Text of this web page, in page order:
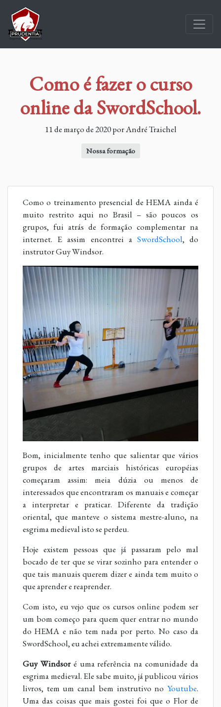
Como é fazer o curso
online da SwordSchool.
11 de março de 2020 por André Traichel
Nossa formação
Como o treinamento presencial de HEMA ainda é
muito restrito aqui no Brasil – são poucos os
grupos, fui atrás de formação complementar na
internet. E assim encontrei a SwordSchool, do
instrutor Guy Windsor.
Bom, inicialmente tenho que salientar que vários
grupos de artes marciais históricas européias
começaram assim: meia dúzia ou menos de
interessados que encontraram os manuais e começar
a interpretar e praticar. Diferente da tradição
oriental, que manteve o sistema mestre-aluno, na
esgrima medieval isto se perdeu.
Hoje existem pessoas que já passaram pelo mal
bocado de ter que se virar sozinho para entender o
que tais manuais querem dizer e ainda tem muito o
que aprender e reaprender.
Com isto, eu vejo que os cursos online podem ser
um bom começo para quem quer entrar no mundo
do HEMA e não tem nada por perto. No caso da
SwordSchool, eu achei extremamente válido.
Guy Windsoré uma referência na comunidade da
esgrima medieval. Ele sabe muito, já publicou vários
livros, tem um canal bem instrutivo no Youtube.
Uma das coisas que mais gostei foi que o Flor de